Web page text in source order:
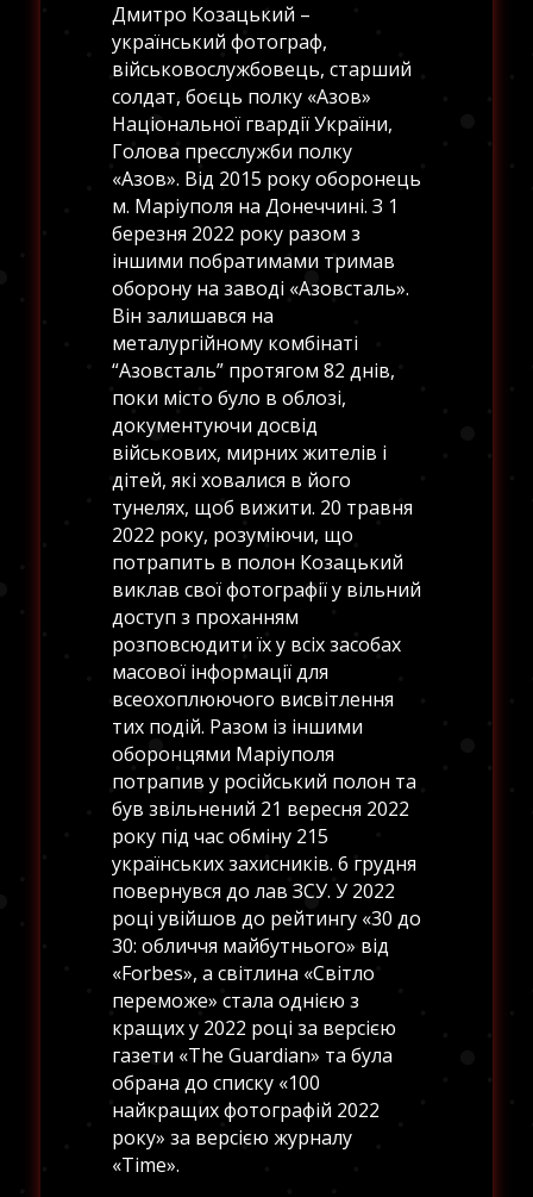
Дмитро Козацький –
український фотограф,
військовослужбовець, старший
солдат, боєць полку «Азов»
Національної гвардії України,
Голова пресслужби полку
«Азов». Від 2015 року оборонець
м. Маріуполя на Донеччині. З 1
березня 2022 року разом з
іншими побратимами тримав
оборону на заводі «Азовсталь».
Він залишався на
металургійному комбінаті
“Азовсталь” протягом 82 днів,
поки місто було в облозі,
документуючи досвід
військових, мирних жителів і
дітей, які ховалися в його
тунелях, щоб вижити. 20 травня
2022 року, розуміючи, що
потрапить в полон Козацький
виклав свої фотографії у вільний
доступ з проханням
розповсюдити їх у всіх засобах
масової інформації для
всеохоплюючого висвітлення
тих подій. Разом із іншими
оборонцями Маріуполя
потрапив у російський полон та
був звільнений 21 вересня 2022
року під час обміну 215
українських захисників. 6 грудня
повернувся до лав ЗСУ. У 2022
році увійшов до рейтингу «30 до
30: обличчя майбутнього» від
«Forbes», а світлина «Світло
переможе» стала однією з
кращих у 2022 році за версією
газети «The Guardian» та була
обрана до списку «100
найкращих фотографій 2022
року» за версією журналу
«Time».